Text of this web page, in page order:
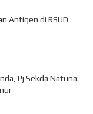
Antigen di RSUD
Pj Sekda Natuna: